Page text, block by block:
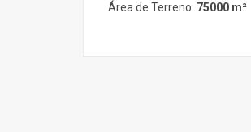
Área de Terreno: 75000 m²